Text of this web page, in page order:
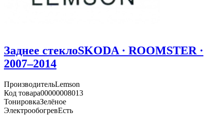
Заднее стеклоSKODA · ROOMSTER ·
2007–2014
ПроизводительLemson
Код товара00000008013
ТонировкаЗелёное
ЭлектрообогревЕсть